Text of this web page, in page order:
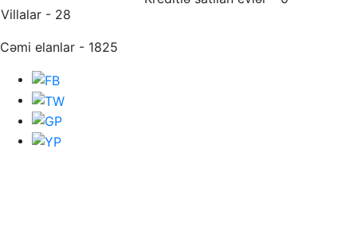
Villalar - 28
Cəmi elanlar - 1825